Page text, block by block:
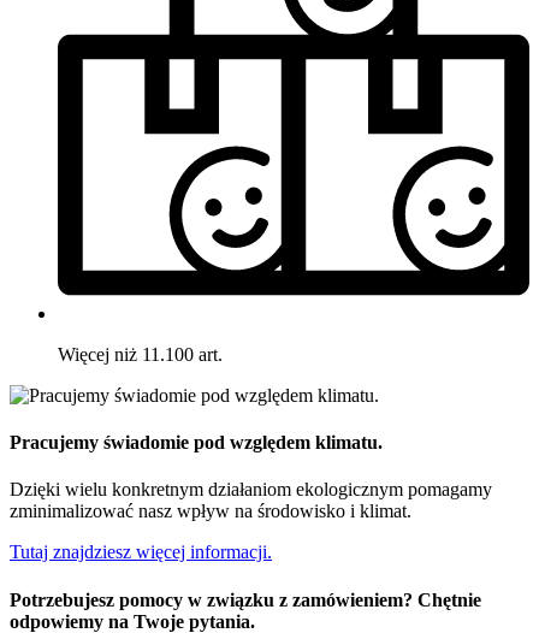
Więcej niż 11.100 art.
Pracujemy świadomie pod względem klimatu.
Dzięki wielu konkretnym działaniom ekologicznym pomagamy
zminimalizować nasz wpływ na środowisko i klimat.
Tutaj znajdziesz więcej informacji.
Potrzebujesz pomocy w związku z zamówieniem? Chętnie
odpowiemy na Twoje pytania.